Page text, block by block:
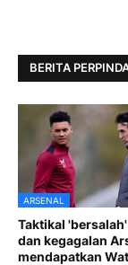
BERITA
ARSENAL
Taktikal
dan kegagalan
mendapatkan